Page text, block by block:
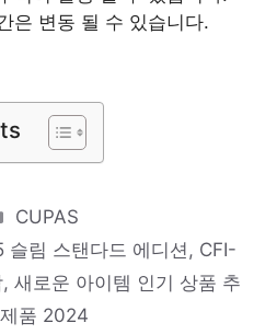
각 소자 휴대용 핸디 선
혼합색상
소기 TEB-4120, 화이트
요? 인기 상품 추천 제
은 변동 될 수 있습니다.
Categories
CUPAS
슬림 스탠다드 에디션, CFI-
새로운 아이템 인기 상품 추
품 2024